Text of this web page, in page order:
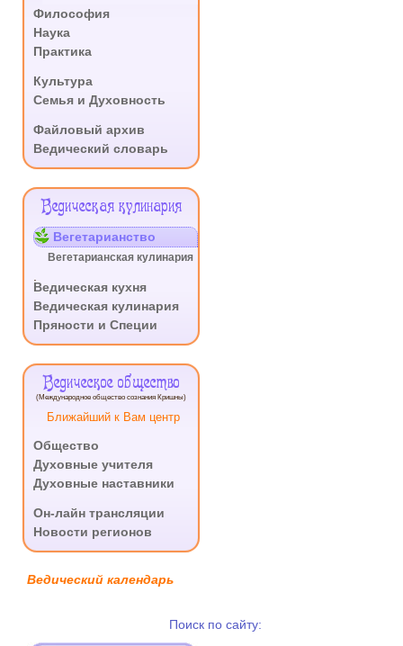
Философия
Наука
Практика
Культура
Семья и Духовность
Файловый архив
Ведический словарь
Ведическая кулинария
Вегетарианство
Вегетарианская кулинария
Ведическая кухня
Ведическая кулинария
Пряности и Специи
Ведическое общество
(Международное общество сознания Кришны)
Ближайший к Вам центр
Общество
Духовные учителя
Духовные наставники
Он-лайн трансляции
Новости регионов
Ведический календарь
Поиск по сайту: